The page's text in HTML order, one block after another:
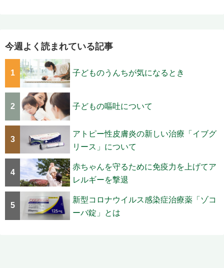
今週よく読まれている記事
1 子どものうんちが気になるとき
2 子どもの嘔吐について
3
アトピー性皮膚炎の新しい治療「イブグ
リース」について
4
赤ちゃんを守るために免疫力を上げてア
レルギーを撃退
5
新型コロナウイルス感染症治療薬「ゾコ
ーバ錠」とは